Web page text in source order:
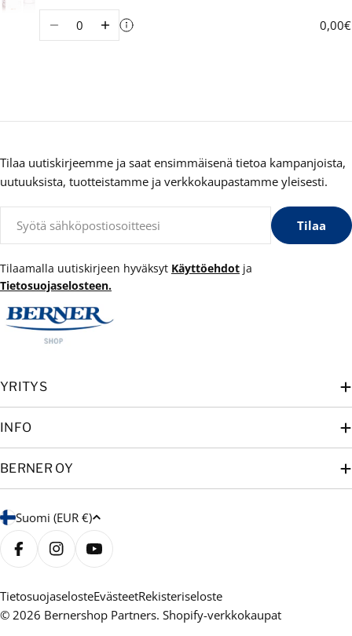
0,00€
YRITYS
INFO
BERNER OY
Tilaa uutiskirjeemme ja saat ensimmäisenä tietoa kampanjoista,
uutuuksista, tuotteistamme ja verkkokaupastamme yleisesti.
Tilaa
Tilaamalla uutiskirjeen hyväksyt Käyttöehdot ja
Tietosuojaselosteen.
M
a
a
a
l
Suomi (EUR €)
FacebookInstagramYouTube
© 2026 Bernershop Partners. Shopify-verkkokaupat
TietosuojaselosteEvästeetRekisteriseloste